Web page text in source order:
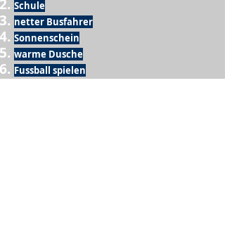
Schule
netter Busfahrer
Sonnenschein
warme Dusche
Fussball spielen